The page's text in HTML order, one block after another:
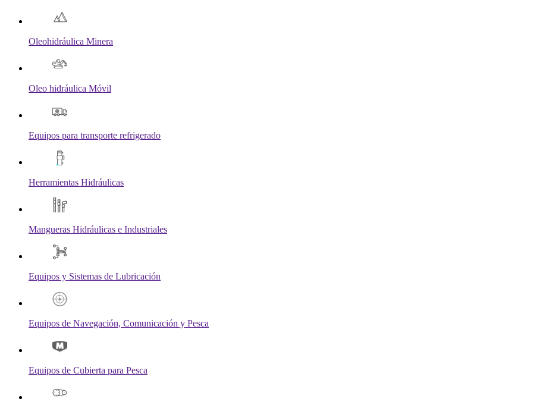
Oleohidráulica Minera
Oleo hidráulica Móvil
Equipos para transporte refrigerado
Herramientas Hidráulicas
Mangueras Hidráulicas e Industriales
Equipos y Sistemas de Lubricación
Equipos de Navegación, Comunicación y Pesca
Equipos de Cubierta para Pesca